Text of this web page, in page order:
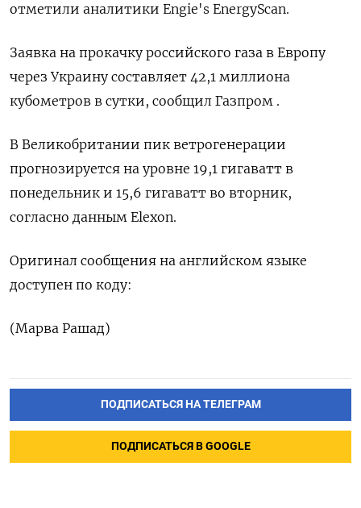
отметили аналитики Engie's EnergyScan.
Заявка на прокачку российского газа в Европу
через Украину составляет 42,1 миллиона
кубометров в сутки, сообщил Газпром .
В Великобритании пик ветрогенерации
прогнозируется на уровне 19,1 гигаватт в
понедельник и 15,6 гигаватт во вторник,
согласно данным Elexon.
Оригинал сообщения на английском языке
доступен по коду:
(Марва Рашад)
ПОДПИСАТЬСЯ НА ТЕЛЕГРАМ
ПОДПИСАТЬСЯ В GOOGLE